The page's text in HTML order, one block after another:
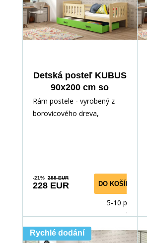
Detská posteľ KUBUS
90x200 cm so
zásuvkou, bez
matraca,
Rám postele - vyrobený z
borovicového dreva,
-21% 288 EUR
228 EUR DO KOŠÍKA
5-10 prac.
dnů
Rychlé dodání